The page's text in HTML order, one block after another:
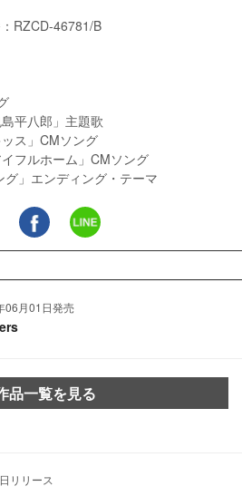
RZCD-46781/B
平八郎」主題歌
ス」CMソング
フルホーム」CMソング
グ」エンディング・テーマ
06月01日発売
品一覧を見る
リリース